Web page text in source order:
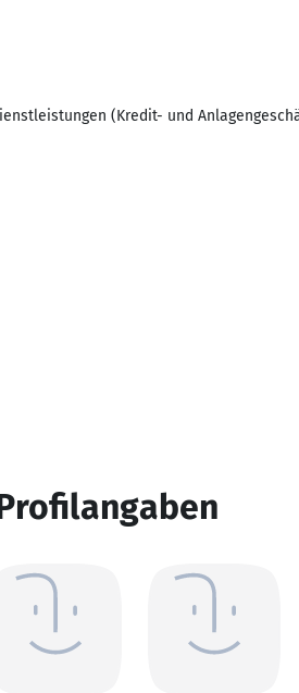
(Kredit- und